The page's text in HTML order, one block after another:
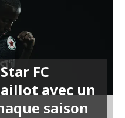
FC
avec un
saison